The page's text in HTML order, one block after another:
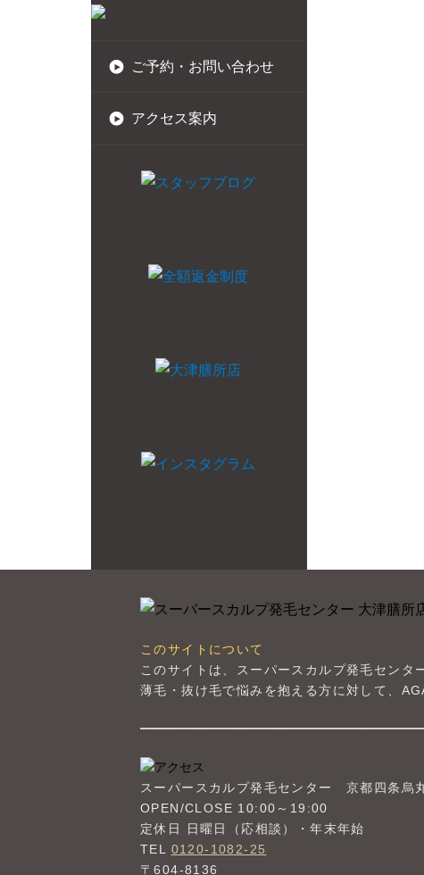
ご予約・お問い合わせ
アクセス案内
このサイトについて
このサイトは、スーパースカルプ発毛センタ
薄毛・抜け毛で悩みを抱える方に対して、
スーパースカルプ発毛センター 京都四条烏
OPEN/CLOSE 10:00～19:00
定休日 日曜日（応相談）・年末年始
TEL 0120-1082-25
〒604-8136